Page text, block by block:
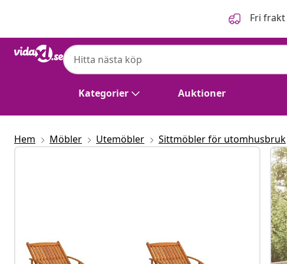
Fri
Kategorier Auktioner
Hem Möbler Utemöbler Sittmöbler för utomhusbruk